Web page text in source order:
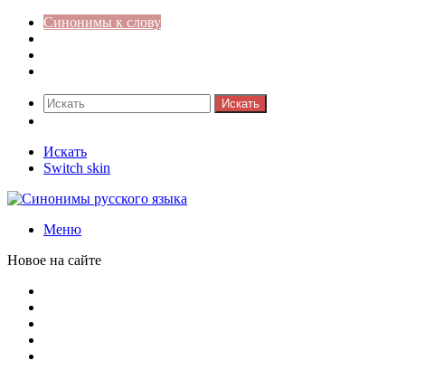
Синонимы к слову
Искать
Искать
Switch skin
Меню
Новое на сайте